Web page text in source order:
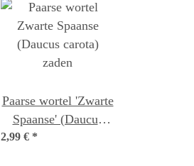
Paarse wortel 'Zwarte
Spaanse' (Daucus
carota) zaden
2,99 € *